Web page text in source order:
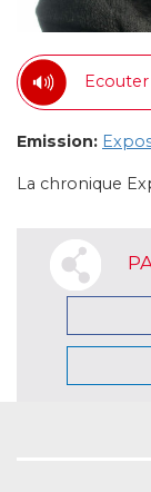
Ecouter
Emission:
La chronique